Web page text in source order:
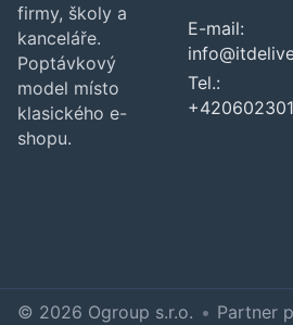
firmy, školy a
kanceláře.
Poptávkový
model místo
klasického e-
shopu.
E-mail:
Tel.:
© 2026 Ogroup s.r.o. • Partner